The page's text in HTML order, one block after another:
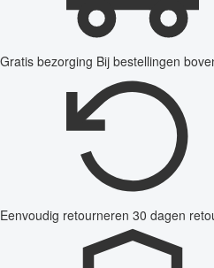
Gratis bezorging Bij bestellingen
Eenvoudig retourneren 30 dagen